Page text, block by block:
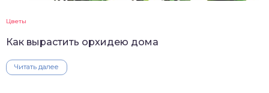
Цветы
Как вырастить орхидею дома
Читать далее